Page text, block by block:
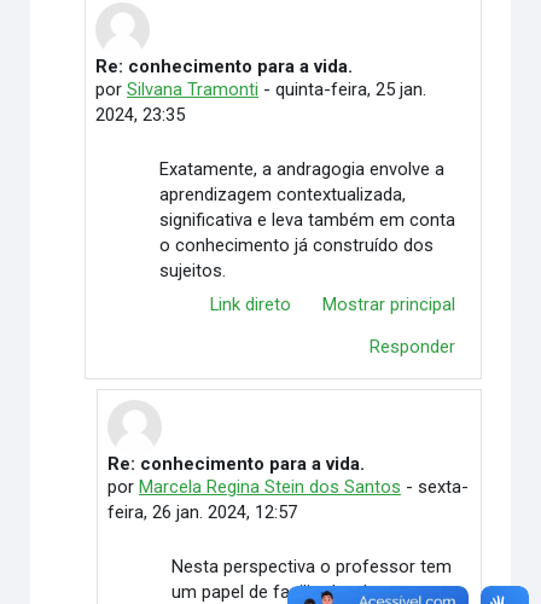
Em resposta à Ketlen Rainara Neves Barros
Re: conhecimento para a vida.
porSilvana Tramonti -quinta-feira, 25 jan.
2024, 23:35
Exatamente, a andragogia envolve a
aprendizagem contextualizada,
significativa e leva também em conta
o conhecimento já construído dos
sujeitos.
Link direto
Mostrar principal
Responder
Em resposta à Silvana Tramonti
Re: conhecimento para a vida.
por Marcela Regina Stein dos Santos - sexta-
feira, 26 jan. 2024, 12:57
Nesta perspectiva o professor tem
um papel de facilitador da